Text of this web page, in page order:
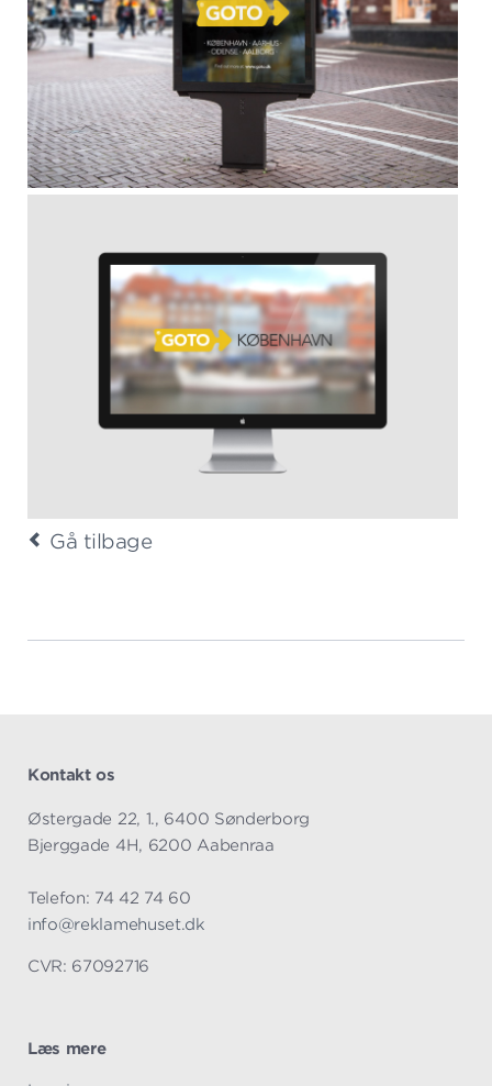
Gå tilbage
Kontakt os
Østergade 22, 1., 6400 Sønderborg
Bjerggade 4H, 6200 Aabenraa
Telefon: 74 42 74 60
info@reklamehuset.dk
CVR: 67092716
Læs mere